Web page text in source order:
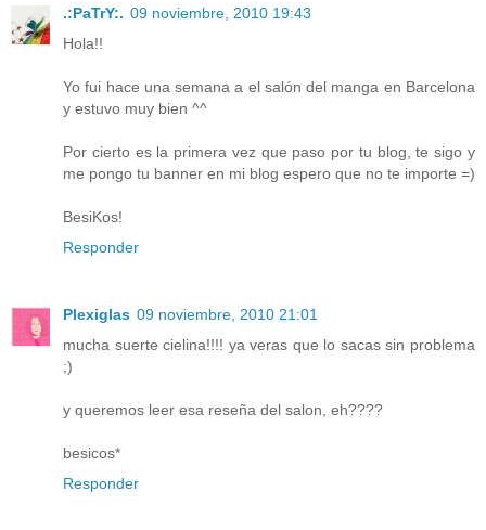
.:PaTrY:. 09 noviembre, 2010 19:43
Hola!!
Yo fui hace una semana a el salón del manga en Barcelona
y estuvo muy bien ^^
Por cierto es la primera vez que paso por tu blog, te sigo y
me pongo tu banner en mi blog espero que no te importe =)
BesiKos!
Responder
Plexiglas 09 noviembre, 2010 21:01
mucha suerte cielina!!!! ya veras que lo sacas sin problema
;)
y queremos leer esa reseña del salon, eh????
besicos*
Responder